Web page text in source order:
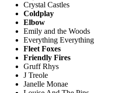
Crystal Castles
Coldplay
Elbow
Emily and the Woods
Everything Everything
Fleet Foxes
Friendly Fires
Gruff Rhys
J Treole
Janelle Monae